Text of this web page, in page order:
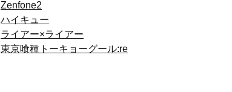
Zenfone2
ハイキュー
ライアー×ライアー
東京喰種トーキョーグール:re